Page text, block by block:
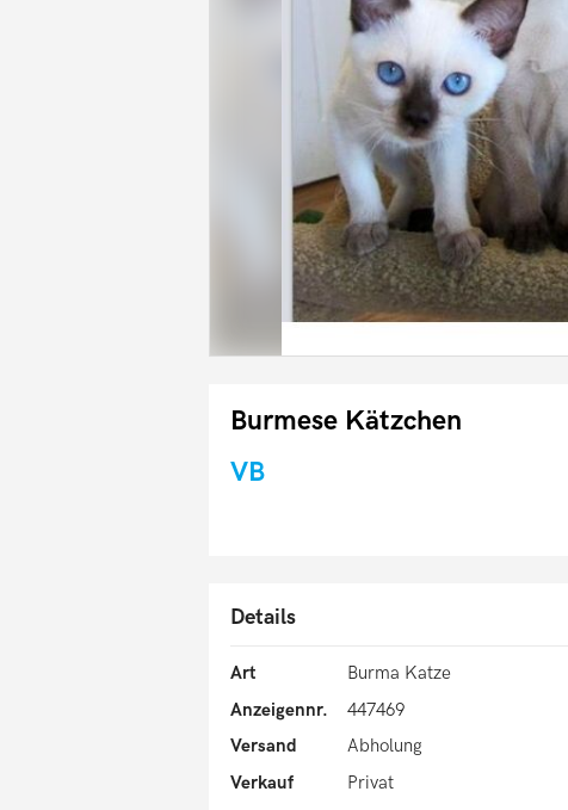
Burmese Kätzchen
VB
Details
Art
Burma Katze
Anzeigennr.
447469
Versand
Abholung
Verkauf
Privat